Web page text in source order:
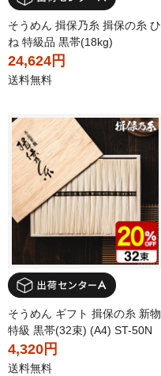
そうめん 揖保乃糸 揖保の糸 ひ
ね 特級品 黒帯(18kg)
24,624円
送料無料
そうめん ギフト 揖保の糸 新物
特級 黒帯(32束) (A4) ST-50N
4,320円
送料無料